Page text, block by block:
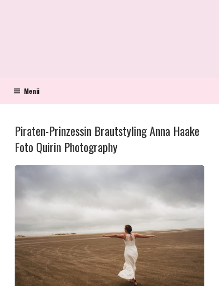
Menü
Piraten-Prinzessin Brautstyling Anna Haake
Foto Quirin Photography